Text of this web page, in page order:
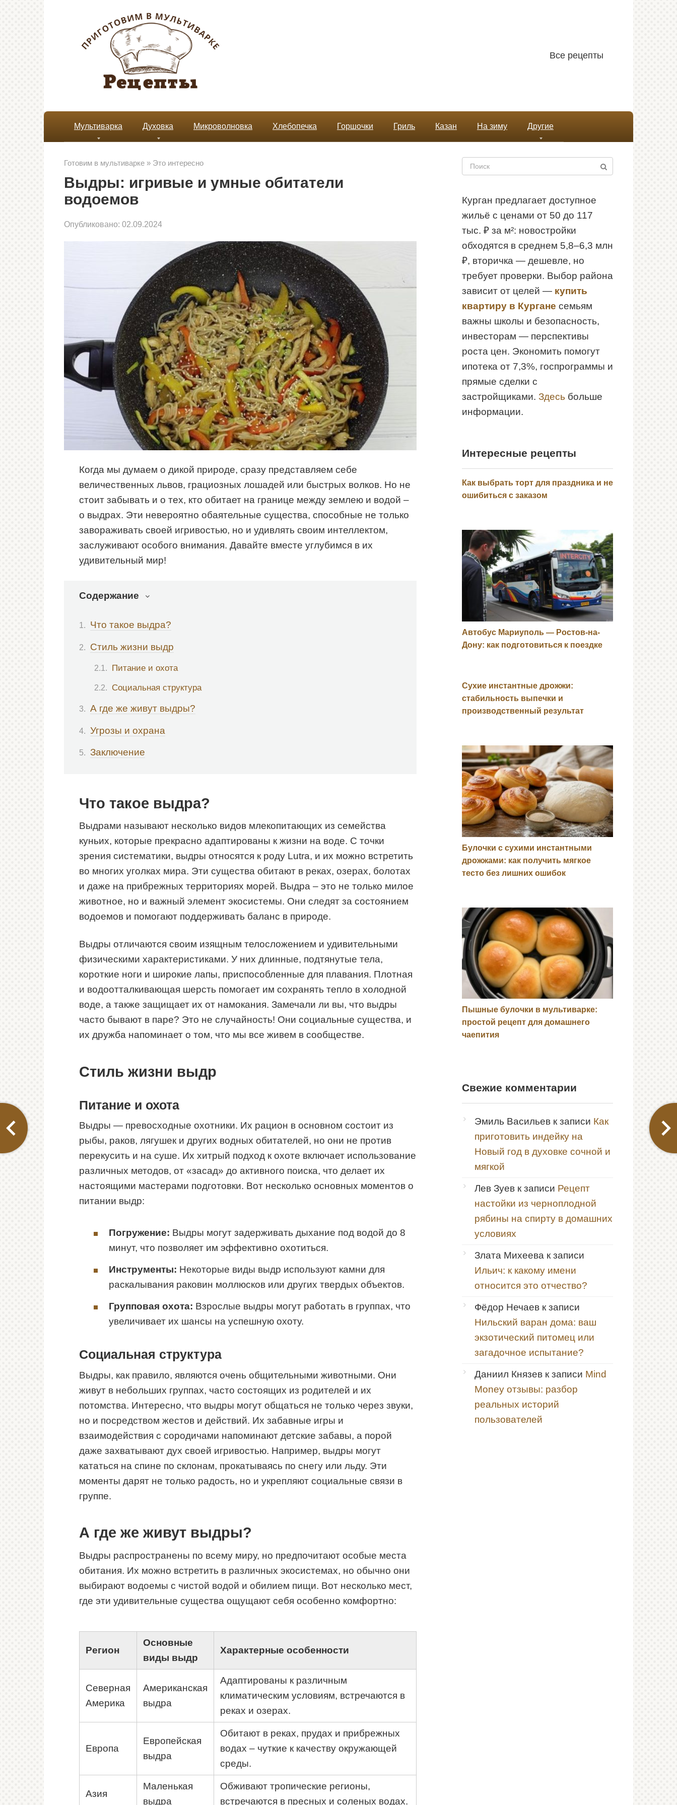
Все рецепты
Мультиварка Духовка Микроволновка Хлебопечка Горшочки Гриль Казан На зиму Другие
Готовим в мультиварке » Это интересно
Выдры: игривые и умные обитатели
водоемов
Опубликовано: 02.09.2024
Когда мы думаем о дикой природе, сразу представляем себе
величественных львов, грациозных лошадей или быстрых волков. Но не
стоит забывать и о тех, кто обитает на границе между землею и водой –
о выдрах. Эти невероятно обаятельные существа, способные не только
завораживать своей игривостью, но и удивлять своим интеллектом,
заслуживают особого внимания. Давайте вместе углубимся в их
удивительный мир!
Содержание
Что такое выдра?
Стиль жизни выдр
Питание и охота
Социальная структура
А где же живут выдры?
Угрозы и охрана
Заключение
Что такое выдра?
Выдрами называют несколько видов млекопитающих из семейства
куньих, которые прекрасно адаптированы к жизни на воде. С точки
зрения систематики, выдры относятся к роду Lutra, и их можно встретить
во многих уголках мира. Эти существа обитают в реках, озерах, болотах
и даже на прибрежных территориях морей. Выдра – это не только милое
животное, но и важный элемент экосистемы. Они следят за состоянием
водоемов и помогают поддерживать баланс в природе.
Выдры отличаются своим изящным телосложением и удивительными
физическими характеристиками. У них длинные, подтянутые тела,
короткие ноги и широкие лапы, приспособленные для плавания. Плотная
и водоотталкивающая шерсть помогает им сохранять тепло в холодной
воде, а также защищает их от намокания. Замечали ли вы, что выдры
часто бывают в паре? Это не случайность! Они социальные существа, и
их дружба напоминает о том, что мы все живем в сообществе.
Стиль жизни выдр
Питание и охота
Выдры — превосходные охотники. Их рацион в основном состоит из
рыбы, раков, лягушек и других водных обитателей, но они не против
перекусить и на суше. Их хитрый подход к охоте включает использование
различных методов, от «засад» до активного поиска, что делает их
настоящими мастерами подготовки. Вот несколько основных моментов о
питании выдр:
Погружение: Выдры могут задерживать дыхание под водой до 8
минут, что позволяет им эффективно охотиться.
Инструменты: Некоторые виды выдр используют камни для
раскалывания раковин моллюсков или других твердых объектов.
Групповая охота: Взрослые выдры могут работать в группах, что
увеличивает их шансы на успешную охоту.
Социальная структура
Выдры, как правило, являются очень общительными животными. Они
живут в небольших группах, часто состоящих из родителей и их
потомства. Интересно, что выдры могут общаться не только через звуки,
но и посредством жестов и действий. Их забавные игры и
взаимодействия с сородичами напоминают детские забавы, а порой
даже захватывают дух своей игривостью. Например, выдры могут
кататься на спине по склонам, прокатываясь по снегу или льду. Эти
моменты дарят не только радость, но и укрепляют социальные связи в
группе.
А где же живут выдры?
Выдры распространены по всему миру, но предпочитают особые места
обитания. Их можно встретить в различных экосистемах, но обычно они
выбирают водоемы с чистой водой и обилием пищи. Вот несколько мест,
где эти удивительные существа ощущают себя особенно комфортно:
Регион
Основные
виды выдр
Характерные особенности
Северная
Америка
Американская
выдра
Адаптированы к различным
климатическим условиям, встречаются в
реках и озерах.
Европа
Европейская
выдра
Обитают в реках, прудах и прибрежных
водах – чуткие к качеству окружающей
среды.
Азия
Маленькая
выдра
Обживают тропические регионы,
встречаются в пресных и соленых водах.
Поиск:
Курган предлагает доступное
жильё с ценами от 50 до 117
тыс. ₽ за м²: новостройки
обходятся в среднем 5,8–6,3 млн
₽, вторичка — дешевле, но
требует проверки. Выбор района
зависит от целей — купить
квартиру в Кургане семьям
важны школы и безопасность,
инвесторам — перспективы
роста цен. Экономить помогут
ипотека от 7,3%, госпрограммы и
прямые сделки с
застройщиками. Здесь больше
информации.
Интересные рецепты
Как выбрать торт для праздника и не
ошибиться с заказом
Автобус Мариуполь — Ростов-на-
Дону: как подготовиться к поездке
Сухие инстантные дрожжи:
стабильность выпечки и
производственный результат
Булочки с сухими инстантными
дрожжами: как получить мягкое
тесто без лишних ошибок
Пышные булочки в мультиварке:
простой рецепт для домашнего
чаепития
Свежие комментарии
Эмиль Васильев к записи Как
приготовить индейку на
Новый год в духовке сочной и
мягкой
Лев Зуев к записи Рецепт
настойки из черноплодной
рябины на спирту в домашних
условиях
Злата Михеева к записи
Ильич: к какому имени
относится это отчество?
Фёдор Нечаев к записи
Нильский варан дома: ваш
экзотический питомец или
загадочное испытание?
Даниил Князев к записи Mind
Money отзывы: разбор
реальных историй
пользователей